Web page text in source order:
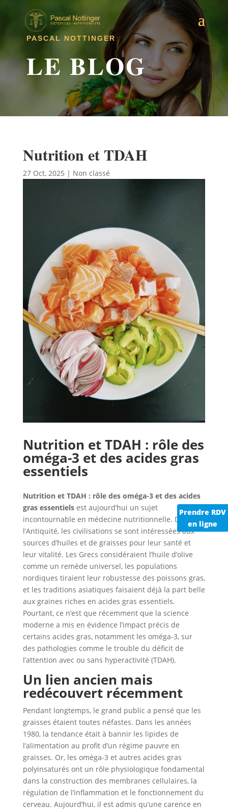
Prendre RDV
en ligne
PASCAL NOTTINGER
LE BLOG
Nutrition et TDAH
27 Oct, 2025 | Non classé
Nutrition et TDAH : rôle des
oméga-3 et des acides gras
essentiels
Nutrition et TDAH : rôle des oméga-3 et des acides
gras essentielsest aujourd’hui un sujet
incontournable en médecine nutritionnelle. Depuis
l’Antiquité, les civilisations se sont intéressées aux
sources d’huiles et de graisses pour leur santé et
leur vitalité. Les Grecs considéraient l’huile d’olive
comme un remède universel, les populations
nordiques tiraient leur robustesse des poissons gras,
et les traditions asiatiques faisaient déjà la part belle
aux graines riches en acides gras essentiels.
Pourtant, ce n’est que récemment que la science
moderne a mis en évidence l’impact précis de
certains acides gras, notamment les oméga-3, sur
des pathologies comme le trouble du déficit de
l’attention avec ou sans hyperactivité (TDAH).
Un lien ancien mais
redécouvert récemment
Pendant longtemps, le grand public a pensé que les
graisses étaient toutes néfastes. Dans les années
1980, la tendance était à bannir les lipides de
l’alimentation au profit d’un régime pauvre en
graisses. Or, les oméga-3 et autres acides gras
polyinsaturés ont un rôle physiologique fondamental
dans la construction des membranes cellulaires, la
régulation de l’inflammation et le fonctionnement du
cerveau. Aujourd’hui, il est admis qu’une carence en